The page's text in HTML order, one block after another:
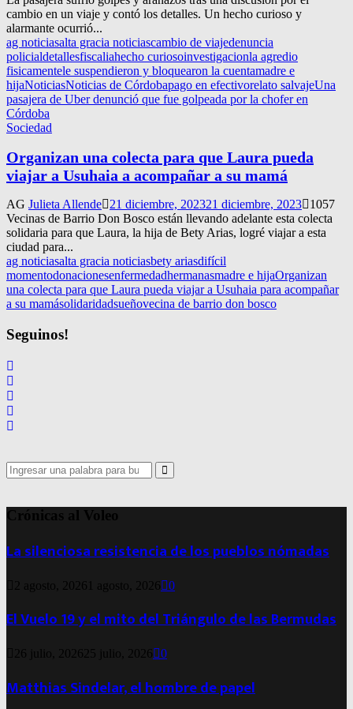
cambio en un viaje y contó los detalles. Un hecho curioso y
alarmante ocurrió...
ag noticiasalta gracia noticiascambio de viajedenuncia
policialdetallesfiscaliahecho curiosoinvestigacionla agredio
fisicamentele suspendieron y bloquearon la cuentamadre e
hijaNoticiasNoticias de Córdobapago en efectivorelato salvajeUna
pasajera de Uber denunció que fue golpeada por la chofer en
Córdoba
Sociedad
Organizan una colecta para que Laura pueda
viajar a Usuhaia a acompañar a su mamá
AG Julieta Allende 21 diciembre, 202321 diciembre, 2023
1057
Vecinas de Barrio Don Bosco están llevando adelante esta colecta
solidaria para que Laura, la hija de Bety Arias, logré viajar a esta
ciudad para...
ag noticiasalta gracia noticiasbety ariasdifícil
momentodonacionesenfermedadhermanasmadre e hijaOrganizan
una colecta para que Laura pueda viajar a Usuhaia para acompañar
a su mamásolidaridadsueñovecina de barrio don bosco
Seguinos!
Search
for:
Search
Crónicas al Voleo
La silenciosa resistencia de los pueblos nómadas
2 agosto, 2026 1 agosto, 2026 0
El Vuelo 19 y el mito del Triángulo de las Bermudas
26 julio, 2026 25 julio, 2026 0
Matthias Sindelar, el hombre de papel